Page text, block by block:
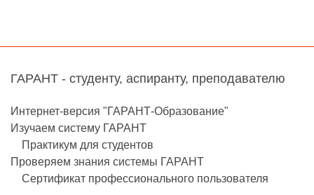
ГАРАНТ - студенту, аспиранту, преподавателю
Интернет-версия "ГАРАНТ-Образование"
Изучаем систему ГАРАНТ
Практикум для студентов
Проверяем знания системы ГАРАНТ
Сертификат профессионального пользователя